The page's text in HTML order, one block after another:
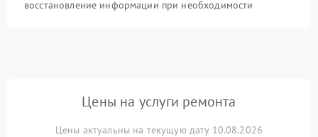
восстановление информации при необходимости
Цены на услуги ремонта
Цены актуальны на текущую дату 10.08.2026